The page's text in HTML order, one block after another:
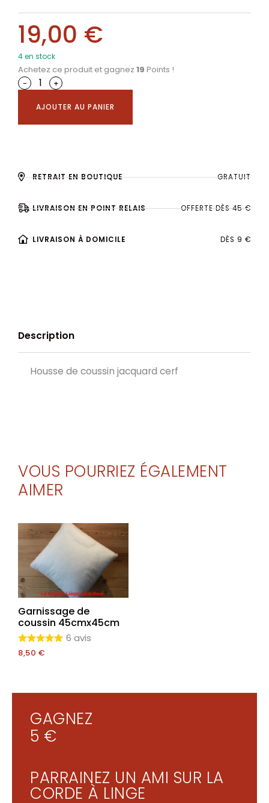
19,00 €
4 en stock
Achetez ce produit et gagnez 19 Points !
-
+
AJOUTER AU PANIER
RETRAIT EN BOUTIQUE GRATUIT
LIVRAISON EN POINT RELAIS OFFERTE DÈS 45 €
LIVRAISON À DOMICILE DÈS 9 €
Description
Housse de coussin jacquard cerf
VOUS POURRIEZ ÉGALEMENT
AIMER
Garnissage de
coussin 45cmx45cm
6 avis
8,50 €
GAGNEZ
5 €
PARRAINEZ UN AMI SUR LA
CORDE À LINGE